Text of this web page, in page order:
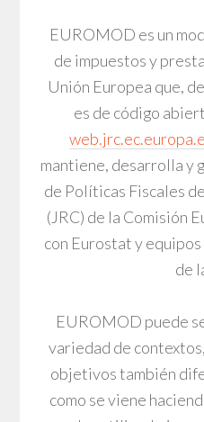
EUROMOD es un
de impuestos y
Unión Europea que,
es de código
mantiene, desarrolla y
de Políticas Fiscales
(JRC) de la Comisión
con Eurostat y
de
EUROMOD puede
variedad de
objetivos también
como se viene